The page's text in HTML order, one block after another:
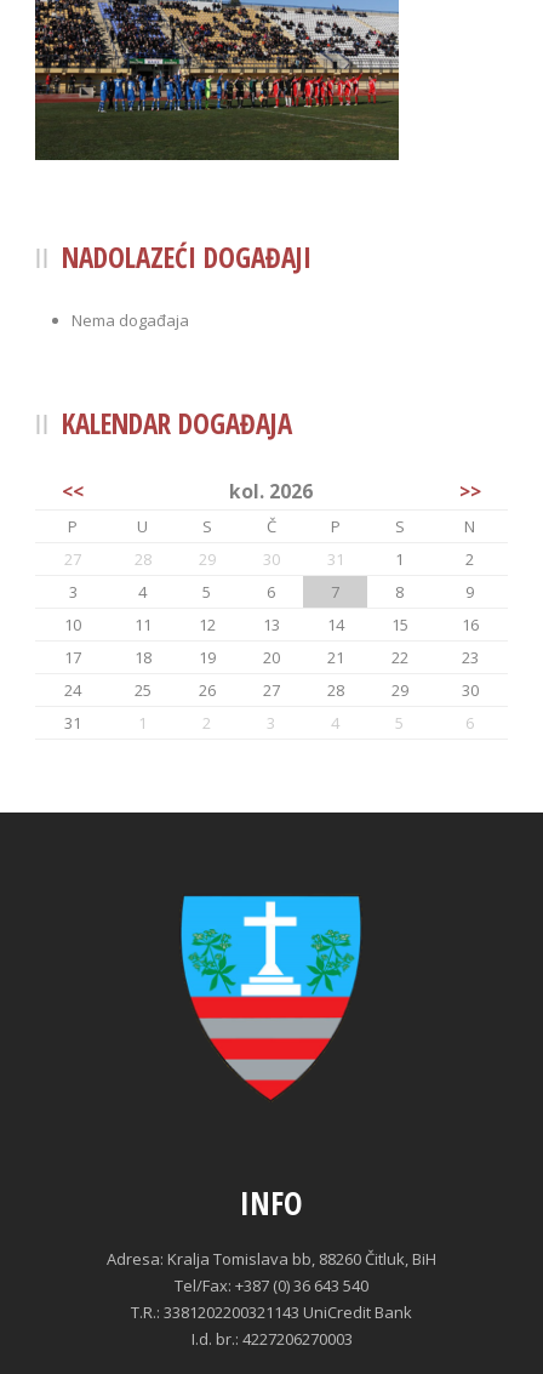
NADOLAZEĆI DOGAĐAJI
Nema događaja
KALENDAR DOGAĐAJA
<< kol. 2026 >>
P U S Č P S
N
27
28 29 30 31 1
2
3
4 5 6 7 8
9
10
11 12 13 14 15
16
17
18 19 20 21 22
23
24
25 26 27 28 29
30
31
1 2 3 4 5 6
INFO
Adresa: Kralja Tomislava bb, 88260 Čitluk, BiH
Tel/Fax: +387 (0) 36 643 540
T.R.: 3381202200321143 UniCredit Bank
I.d. br.: 4227206270003